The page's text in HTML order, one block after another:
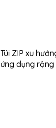
Túi ZIP xu
ứng dụng